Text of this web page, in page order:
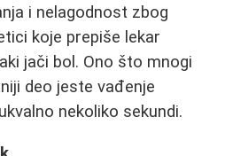
i nelagodnost zbog
koje prepiše lekar
jači bol. Ono što mnogi
deo jeste vađenje
nekoliko sekundi.